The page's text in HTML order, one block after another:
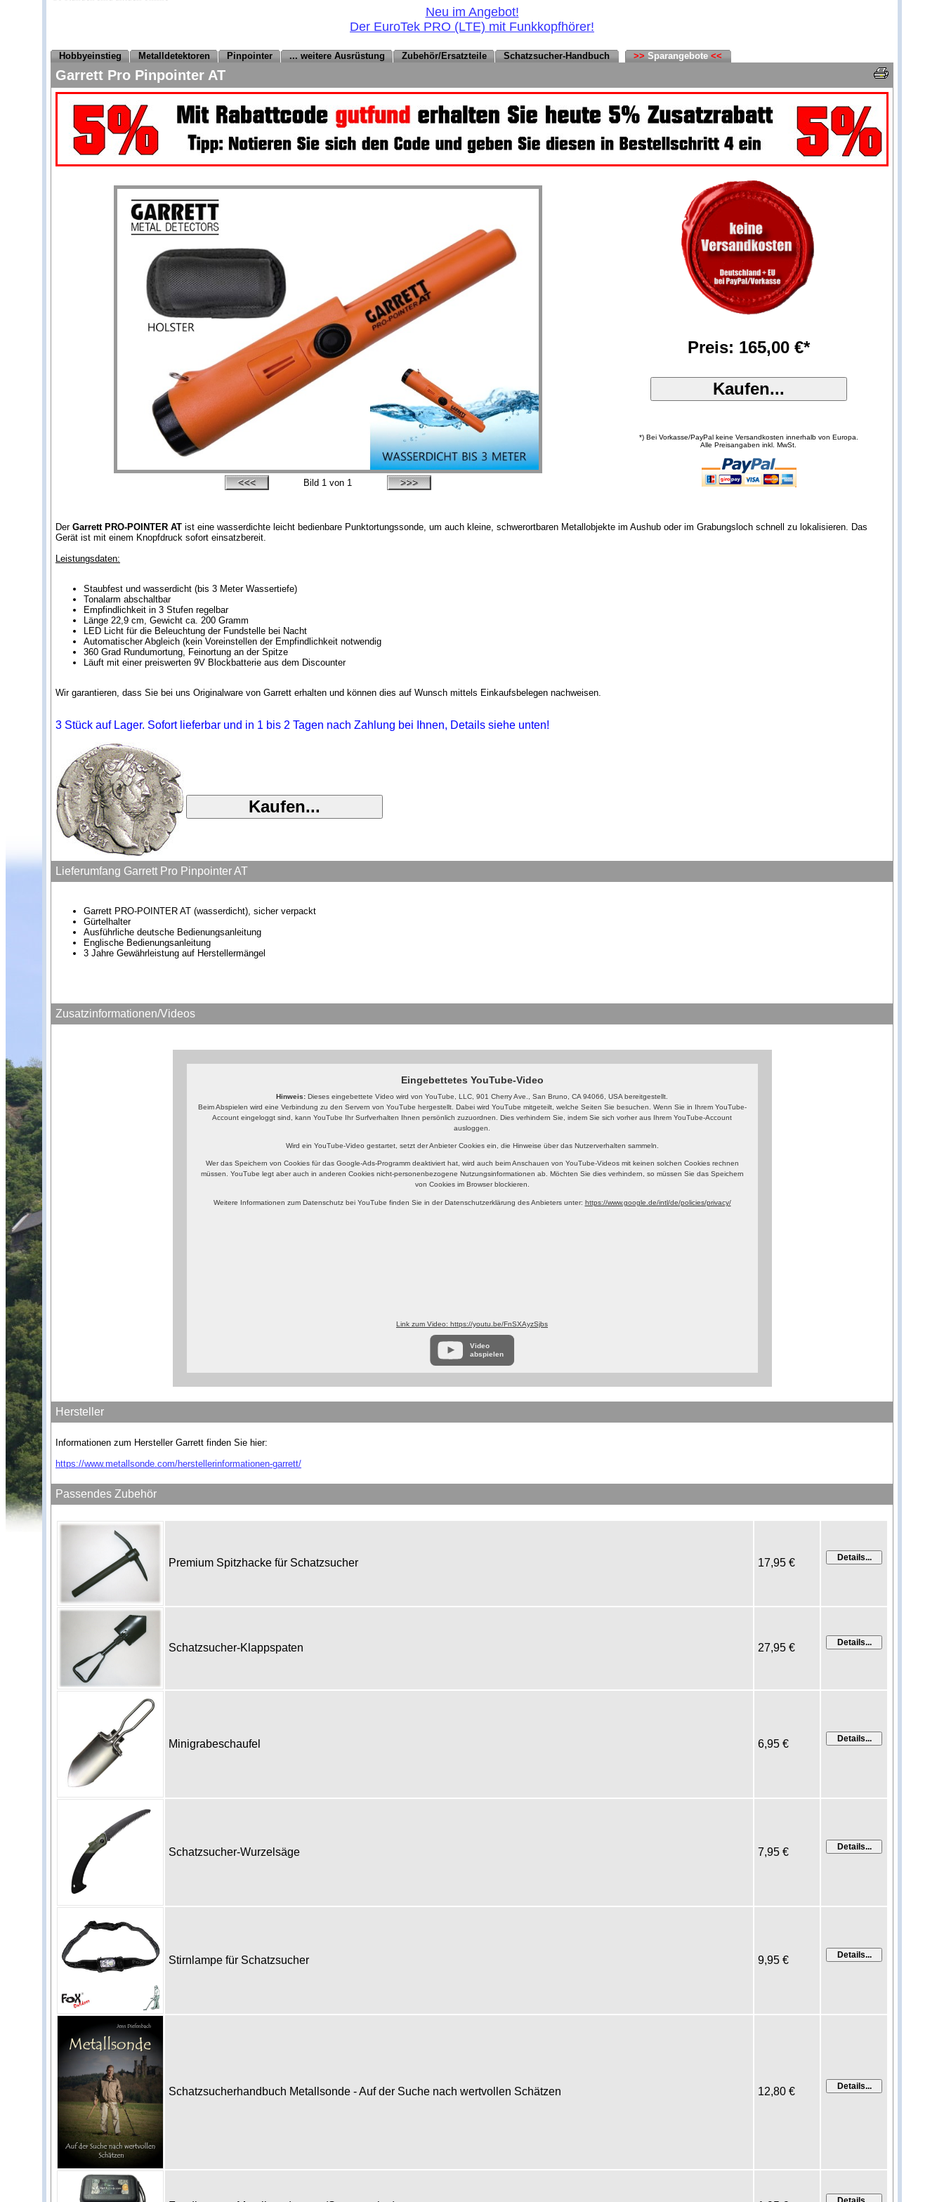
Neu im Angebot!
Der EuroTek PRO (LTE) mit Funkkopfhörer!
Hobbyeinstieg Metalldetektoren Pinpointer ... weitere Ausrüstung Zubehör/Ersatzteile Schatzsucher-Handbuch >> Sparangebote <<
Garrett Pro Pinpointer AT
Bild 1 von 1
Preis: 165,00 €*
*) Bei Vorkasse/PayPal keine Versandkosten innerhalb von Europa.
Alle Preisangaben inkl. MwSt.
Der Garrett PRO-POINTER AT ist eine wasserdichte leicht bedienbare Punktortungssonde, um auch kleine, schwerortbaren Metallobjekte im Aushub oder im Grabungsloch schnell zu lokalisieren. Das
Gerät ist mit einem Knopfdruck sofort einsatzbereit.
Leistungsdaten:
Staubfest und wasserdicht (bis 3 Meter Wassertiefe)
Tonalarm abschaltbar
Empfindlichkeit in 3 Stufen regelbar
Länge 22,9 cm, Gewicht ca. 200 Gramm
LED Licht für die Beleuchtung der Fundstelle bei Nacht
Automatischer Abgleich (kein Voreinstellen der Empfindlichkeit notwendig
360 Grad Rundumortung, Feinortung an der Spitze
Läuft mit einer preiswerten 9V Blockbatterie aus dem Discounter
Wir garantieren, dass Sie bei uns Originalware von Garrett erhalten und können dies auf Wunsch mittels Einkaufsbelegen nachweisen.
3 Stück auf Lager. Sofort lieferbar und in 1 bis 2 Tagen nach Zahlung bei Ihnen, Details siehe unten!
Lieferumfang Garrett Pro Pinpointer AT
Garrett PRO-POINTER AT (wasserdicht), sicher verpackt
Gürtelhalter
Ausführliche deutsche Bedienungsanleitung
Englische Bedienungsanleitung
3 Jahre Gewährleistung auf Herstellermängel
Zusatzinformationen/Videos
Eingebettetes YouTube-Video
Hinweis: Dieses eingebettete Video wird von YouTube, LLC, 901 Cherry Ave., San Bruno, CA 94066, USA bereitgestellt.
Beim Abspielen wird eine Verbindung zu den Servern von YouTube hergestellt. Dabei wird YouTube mitgeteilt, welche Seiten Sie besuchen. Wenn Sie in Ihrem YouTube-
Account eingeloggt sind, kann YouTube Ihr Surfverhalten Ihnen persönlich zuzuordnen. Dies verhindern Sie, indem Sie sich vorher aus Ihrem YouTube-Account
ausloggen.
Wird ein YouTube-Video gestartet, setzt der Anbieter Cookies ein, die Hinweise über das Nutzerverhalten sammeln.
Wer das Speichern von Cookies für das Google-Ads-Programm deaktiviert hat, wird auch beim Anschauen von YouTube-Videos mit keinen solchen Cookies rechnen
müssen. YouTube legt aber auch in anderen Cookies nicht-personenbezogene Nutzungsinformationen ab. Möchten Sie dies verhindern, so müssen Sie das Speichern
von Cookies im Browser blockieren.
Weitere Informationen zum Datenschutz bei YouTube finden Sie in der Datenschutzerklärung des Anbieters unter: https://www.google.de/intl/de/policies/privacy/
Link zum Video: https://youtu.be/FnSXAyzSjbs
Video
abspielen
Hersteller
Informationen zum Hersteller Garrett finden Sie hier:
https://www.metallsonde.com/herstellerinformationen-garrett/
Passendes Zubehör
Premium Spitzhacke für Schatzsucher 17,95 €
Schatzsucher-Klappspaten 27,95 €
Minigrabeschaufel 6,95 €
Schatzsucher-Wurzelsäge 7,95 €
Stirnlampe für Schatzsucher 9,95 €
Schatzsucherhandbuch Metallsonde - Auf der Suche nach wertvollen Schätzen 12,80 €